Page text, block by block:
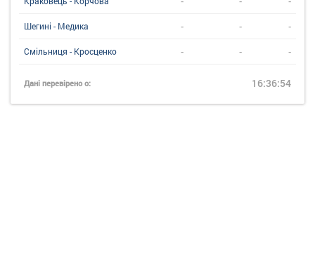
Шегині - Медика - - -
Смільниця - Кросценко - - -
Дані перевірено о: 16:36:54